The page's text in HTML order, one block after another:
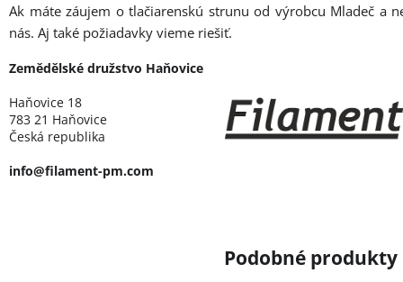
Ak máte záujem o tlačiarenskú strunu od výrobcu Mladeč a
nás. Aj také požiadavky vieme riešiť.
Zemědělské družstvo Haňovice
Haňovice 18
783 21 Haňovice
Česká republika
info@filament-pm.com